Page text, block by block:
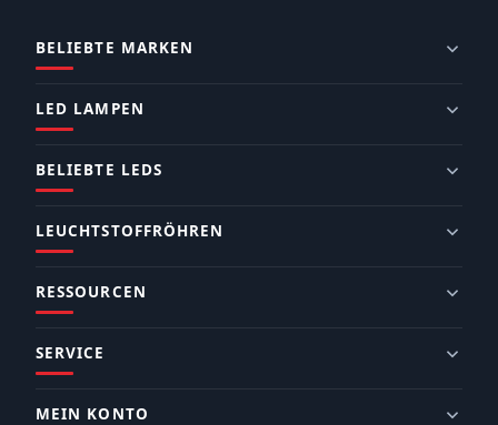
BELIEBTE MARKEN
LED LAMPEN
BELIEBTE LEDS
LEUCHTSTOFFRÖHREN
RESSOURCEN
SERVICE
MEIN KONTO